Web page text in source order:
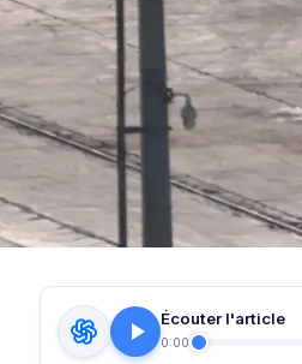
Écouter l'article
0:00